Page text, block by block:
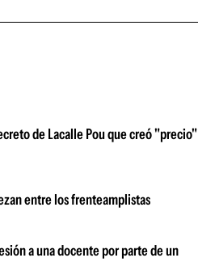
de Lacalle Pou que creó "precio"
entre los frenteamplistas
a una docente por parte de un